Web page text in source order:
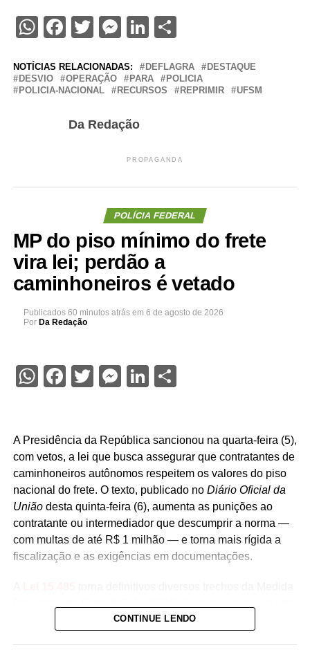
WhatsApp
Facebook
Twitter
Messenger
LinkedIn
Share
NOTÍCIAS RELACIONADAS: DEFLAGRA
DESTAQUE
DESVIO
OPERAÇÃO PARA
POLICIA
POLICIA-NACIONAL
RECURSOS REPRIMIR UFSM
Da Redação
PROPAGANDA
POLÍCIA FEDERAL
MP do piso mínimo do frete
vira lei; perdão a
caminhoneiros é vetado
Publicados 60 minutos atrás em 6 de agosto de 2026
Por Da Redação
WhatsApp
Facebook
Twitter
Messenger
LinkedIn
Share
A Presidência da República sancionou na quarta-feira (5),
com vetos, a lei que busca assegurar que contratantes de
caminhoneiros autônomos respeitem os valores do piso
nacional do frete. O texto, publicado no Diário Oficial da
Uniãodesta quinta-feira (6), aumenta as punições ao
contratante ou intermediador que descumprir a norma —
com multas de até R$ 1 milhão — e torna mais rígida a
fiscalização e as exigências em documentações.
série de mudanças no Congresso Nacional. A MP vigorou
CONTINUE LENDO